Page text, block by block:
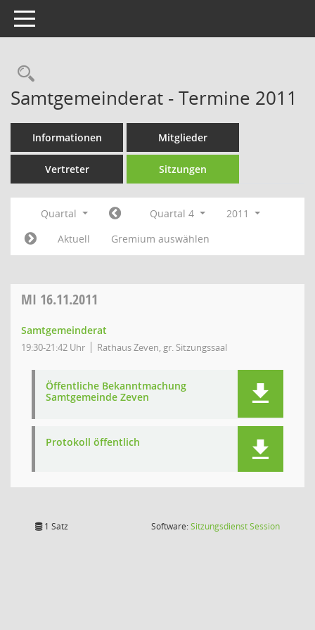
Toggle navigation
Rechercheauswahl
Samtgemeinderat - Termine 2011
Informationen Mitglieder
Vertreter Sitzungen
Quartal Quartal 4
2011
Aktuell
Gremium auswählen
MI 16.11.2011
Samtgemeinderat
19:30-21:42 Uhr Rathaus Zeven, gr. Sitzungssaal
Öffentliche Bekanntmachung
Samtgemeinde Zeven
Protokoll öffentlich
1 Satz Software:SitzungsdienstSession(Wird in